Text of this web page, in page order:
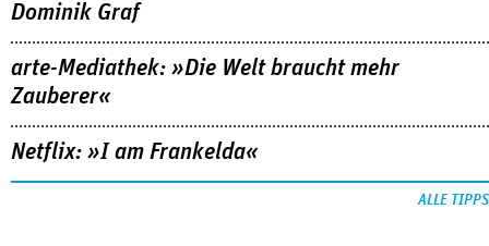
Dominik Graf
arte-Mediathek: »Die Welt braucht mehr
Zauberer«
Netflix: »I am Frankelda«
ALLE TIPPS